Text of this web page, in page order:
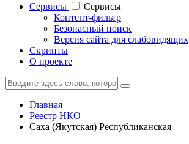
Cервисы
Cервисы
Контент-фильтр
Безопасный поиск
Версия сайта для слабовидящих
Скрипты
О проекте
Главная
Реестр НКО
Саха (Якутская) Республиканская